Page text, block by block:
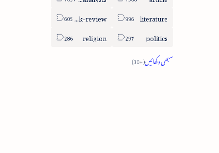
literature
book-review
politics
religion